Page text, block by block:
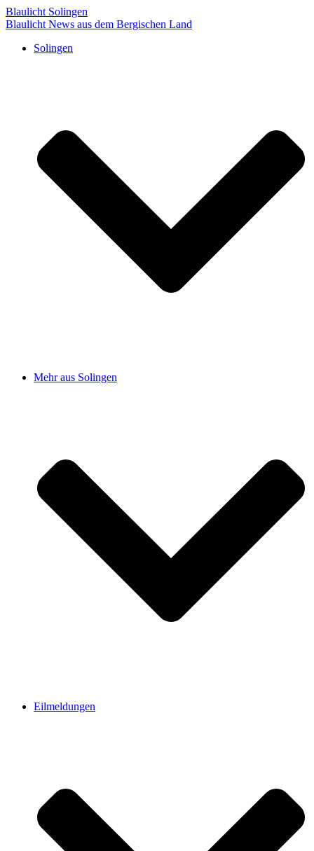
Blaulicht Solingen
Blaulicht News aus dem Bergischen Land
Solingen
Mehr aus Solingen
Eilmeldungen